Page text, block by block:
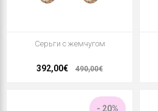
Серьги с жемчугом
392,00€ 490,00€
- 20%